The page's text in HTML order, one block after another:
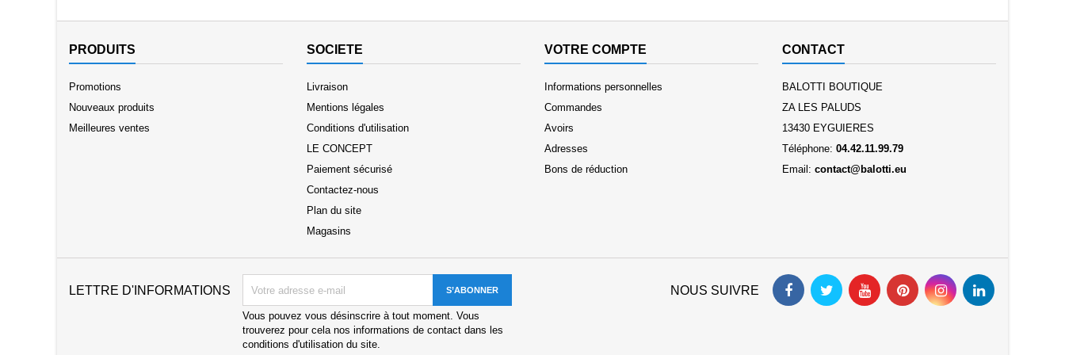
PRODUITS
Promotions
Nouveaux produits
Meilleures ventes
SOCIETE
Livraison
Mentions légales
Conditions d'utilisation
LE CONCEPT
Paiement sécurisé
Contactez-nous
Plan du site
Magasins
VOTRE COMPTE
Informations personnelles
Commandes
Avoirs
Adresses
Bons de réduction
CONTACT
BALOTTI BOUTIQUE
ZA LES PALUDS
13430 EYGUIERES
Téléphone: 04.42.11.99.79
Email: contact@balotti.eu
LETTRE D'INFORMATIONS
Vous pouvez vous désinscrire à tout moment. Vous
trouverez pour cela nos informations de contact dans les
conditions d'utilisation du site.
NOUS SUIVRE